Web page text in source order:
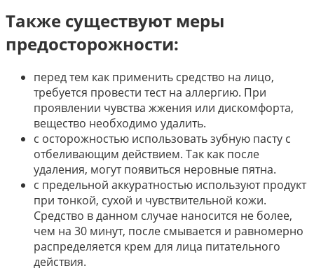
Также существуют меры
предосторожности:
перед тем как применить средство на лицо,
требуется провести тест на аллергию. При
проявлении чувства жжения или дискомфорта,
вещество необходимо удалить.
с осторожностью использовать зубную пасту с
отбеливающим действием. Так как после
удаления, могут появиться неровные пятна.
с предельной аккуратностью используют продукт
при тонкой, сухой и чувствительной кожи.
Средство в данном случае наносится не более,
чем на 30 минут, после смывается и равномерно
распределяется крем для лица питательного
действия.